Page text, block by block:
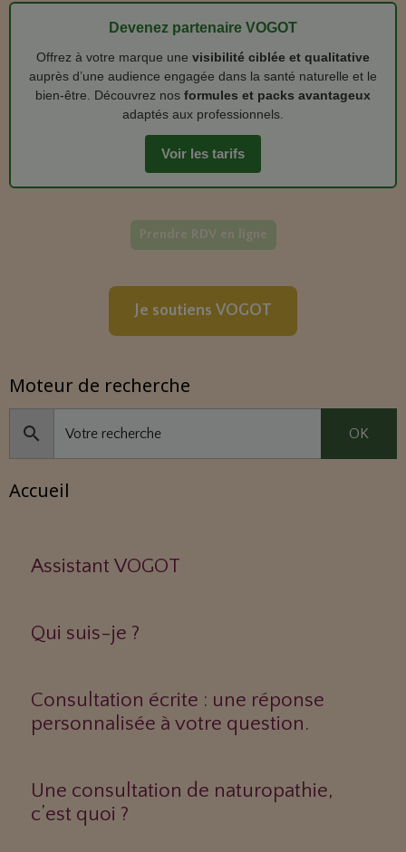
Devenez partenaire VOGOT
Offrez à votre marque une visibilité ciblée et qualitative
auprès d’une audience engagée dans la santé naturelle et le
bien‑être. Découvrez nos formules et packs avantageux
adaptés aux professionnels.
Voir les tarifs
Prendre RDV en ligne
Je soutiens VOGOT
Moteur de recherche
OK
Accueil
Assistant VOGOT
Qui suis-je ?
Consultation écrite : une réponse
personnalisée à votre question.
Une consultation de naturopathie,
c’est quoi ?